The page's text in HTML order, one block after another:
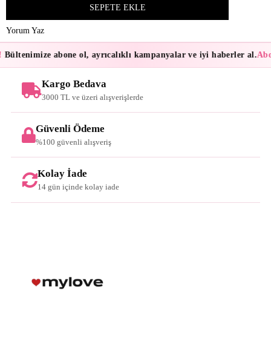
Yorum Yaz
Bültenimize abone ol, ayrıcalıklı kampanyalar ve iyi haberler al.
Kargo Bedava
3000 TL ve üzeri alışverişlerde
Güvenli Ödeme
%100 güvenli alışveriş
Kolay İade
14 gün içinde kolay iade